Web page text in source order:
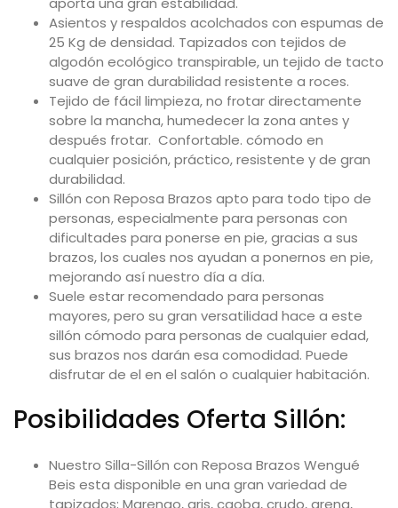
Asientos y respaldos acolchados con espumas de
25 Kg de densidad. Tapizados con tejidos de
algodón ecológico transpirable, un tejido de tacto
suave de gran durabilidad resistente a roces.
Tejido de fácil limpieza, no frotar directamente
sobre la mancha, humedecer la zona antes y
después frotar. Confortable. cómodo en
cualquier posición, práctico, resistente y de gran
durabilidad.
Sillón con Reposa Brazos apto para todo tipo de
personas, especialmente para personas con
dificultades para ponerse en pie, gracias a sus
brazos, los cuales nos ayudan a ponernos en pie,
mejorando así nuestro día a día.
Suele estar recomendado para personas
mayores, pero su gran versatilidad hace a este
sillón cómodo para personas de cualquier edad,
sus brazos nos darán esa comodidad. Puede
disfrutar de el en el salón o cualquier habitación.
Posibilidades Oferta Sillón:
Nuestro Silla-Sillón con Reposa Brazos Wengué
Beis esta disponible en una gran variedad de
tapizados; Marengo, gris, caoba, crudo, arena,